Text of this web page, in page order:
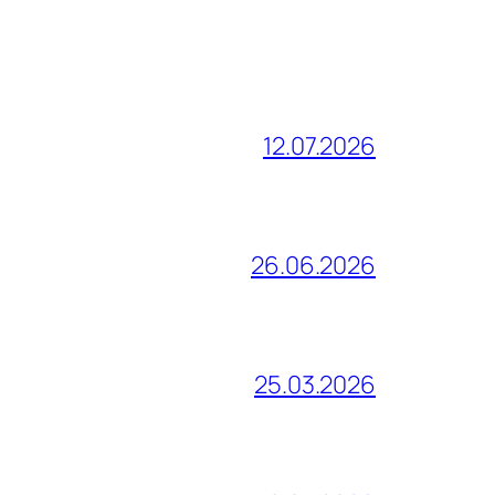
12.07.2026
26.06.2026
25.03.2026